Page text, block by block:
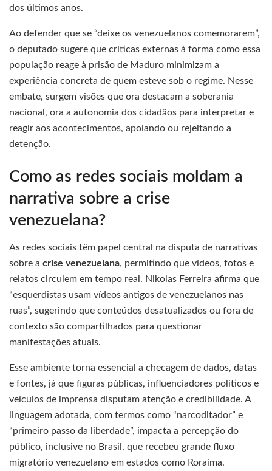
dos últimos anos.
Ao defender que se “deixe os venezuelanos comemorarem”,
o deputado sugere que críticas externas à forma como essa
população reage à prisão de Maduro minimizam a
experiência concreta de quem esteve sob o regime. Nesse
embate, surgem visões que ora destacam a soberania
nacional, ora a autonomia dos cidadãos para interpretar e
reagir aos acontecimentos, apoiando ou rejeitando a
detenção.
Como as redes sociais moldam a
narrativa sobre a crise
venezuelana?
As redes sociais têm papel central na disputa de narrativas
sobre a crise venezuelana, permitindo que vídeos, fotos e
relatos circulem em tempo real. Nikolas Ferreira afirma que
“esquerdistas usam vídeos antigos de venezuelanos nas
ruas”, sugerindo que conteúdos desatualizados ou fora de
contexto são compartilhados para questionar
manifestações atuais.
Esse ambiente torna essencial a checagem de dados, datas
e fontes, já que figuras públicas, influenciadores políticos e
veículos de imprensa disputam atenção e credibilidade. A
linguagem adotada, com termos como “narcoditador” e
“primeiro passo da liberdade”, impacta a percepção do
público, inclusive no Brasil, que recebeu grande fluxo
migratório venezuelano em estados como Roraima.